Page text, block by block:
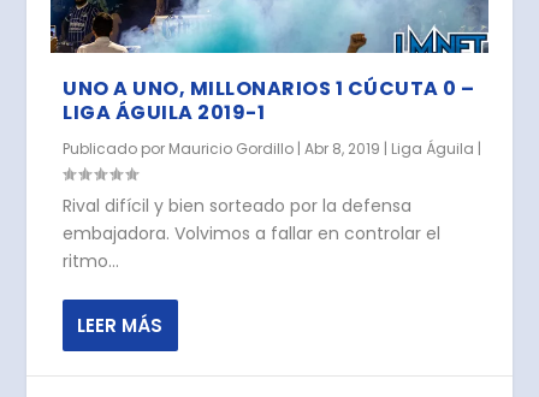
UNO A UNO, MILLONARIOS 1 CÚCUTA 0 –
LIGA ÁGUILA 2019-1
Publicado por Mauricio Gordillo |Abr 8, 2019 | Liga Águila |
Rival difícil y bien sorteado por la defensa
embajadora. Volvimos a fallar en controlar el
ritmo...
LEER MÁS